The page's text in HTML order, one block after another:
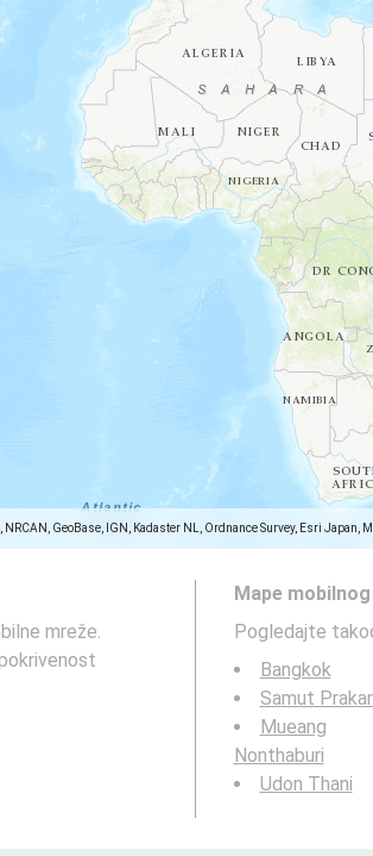
NRCAN, GeoBase, IGN, Kadaster NL, Ordnance Survey, Esri
mreže.
Mape
Pogledajte
Bangkok
Samut
Mueang
Nonthaburi
Udon Thani